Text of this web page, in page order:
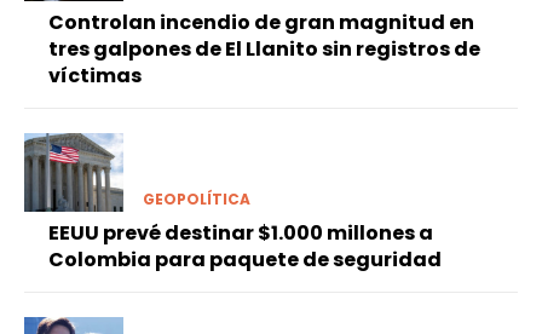
Controlan incendio de gran magnitud en
tres galpones de El Llanito sin registros de
víctimas
GEOPOLÍTICA
EEUU prevé destinar $1.000 millones a
Colombia para paquete de seguridad